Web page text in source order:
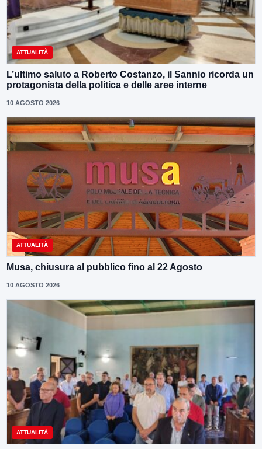
ATTUALITÀ
L’ultimo saluto a Roberto Costanzo, il Sannio ricorda un
protagonista della politica e delle aree interne
10 AGOSTO 2026
ATTUALITÀ
Musa, chiusura al pubblico fino al 22 Agosto
10 AGOSTO 2026
ATTUALITÀ